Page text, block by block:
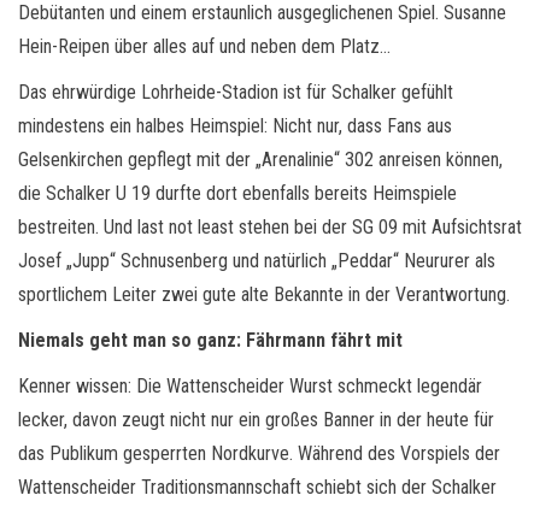
Debütanten und einem erstaunlich ausgeglichenen Spiel. Susanne
Hein-Reipen über alles auf und neben dem Platz…
Das ehrwürdige Lohrheide-Stadion ist für Schalker gefühlt
mindestens ein halbes Heimspiel: Nicht nur, dass Fans aus
Gelsenkirchen gepflegt mit der „Arenalinie“ 302 anreisen können,
die Schalker U 19 durfte dort ebenfalls bereits Heimspiele
bestreiten. Und last not least stehen bei der SG 09 mit Aufsichtsrat
Josef „Jupp“ Schnusenberg und natürlich „Peddar“ Neururer als
sportlichem Leiter zwei gute alte Bekannte in der Verantwortung.
Niemals geht man so ganz: Fährmann fährt mit
Kenner wissen: Die Wattenscheider Wurst schmeckt legendär
lecker, davon zeugt nicht nur ein großes Banner in der heute für
das Publikum gesperrten Nordkurve. Während des Vorspiels der
Wattenscheider Traditionsmannschaft schiebt sich der Schalker